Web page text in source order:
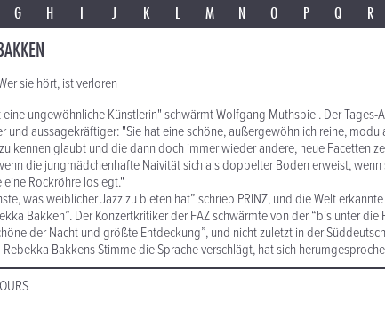
G H I J K L M N O P Q R
sie hört, ist verloren
ungewöhnliche Künstlerin" schwärmt Wolfgang Muthspiel. Der Tages-
und aussagekräftiger: "Sie hat eine schöne, außergewöhnlich reine,
kennen glaubt und die dann doch immer wieder andere, neue Facetten
die jungmädchenhafte Naivität sich als doppelter Boden erweist, wenn
eine Rockröhre loslegt."
was weiblicher Jazz zu bieten hat” schrieb PRINZ, und die Welt
Bakken”. Der Konzertkritiker der FAZ schwärmte von der “bis unter die
der Nacht und größte Entdeckung”, und nicht zuletzt in der
Rebekka Bakkens Stimme die Sprache verschlägt, hat sich